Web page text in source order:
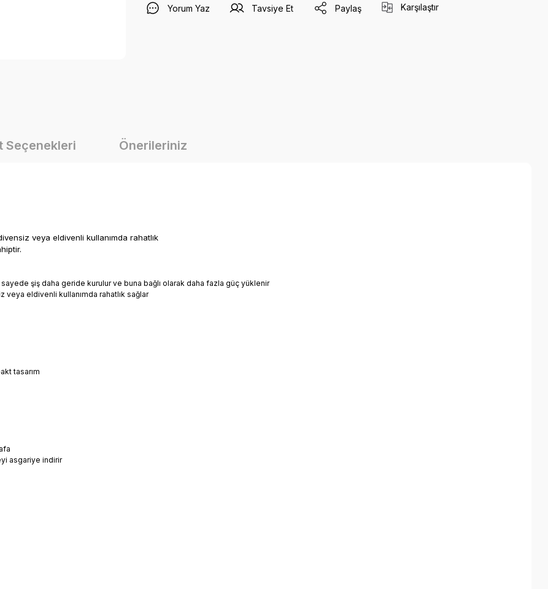
Yorum Yaz Tavsiye Et Paylaş Karşılaştır
Seçenekleri Önerileriniz
veya eldivenli kullanımda rahatlık
şiş daha geride kurulur ve buna bağlı olarak daha fazla güç yüklenir
eldivenli kullanımda rahatlık sağlar
tasarım
asgariye indirir